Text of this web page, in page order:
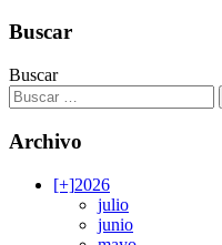
Buscar
Buscar
Archivo
[+]2026
julio
junio